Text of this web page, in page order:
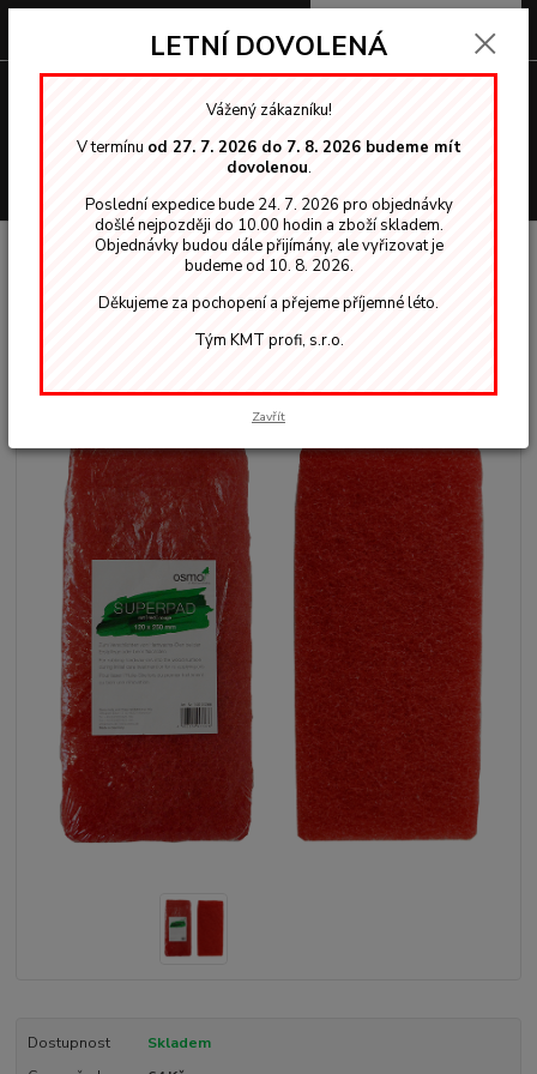
0,00 Kč
OSMO vosky, oleje Nástroje k aplikaci
Superpad malý červený
Superpad malý červený
Dostupnost
Skladem
LETNÍ DOVOLENÁ
Vážený zákazníku!
V termínu od 27. 7. 2026 do 7. 8. 2026 budeme mít
dovolenou.
Poslední expedice bude 24. 7. 2026 pro objednávky
došlé nejpozději do 10.00 hodin a zboží skladem.
Objednávky budou dále přijímány, ale vyřizovat je
budeme od 10. 8. 2026.
Děkujeme za pochopení a přejeme příjemné léto.
Tým KMT profi, s.r.o.
Zavřít